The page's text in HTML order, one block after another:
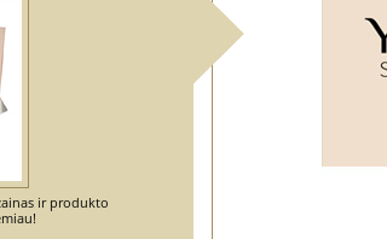
ir produkto